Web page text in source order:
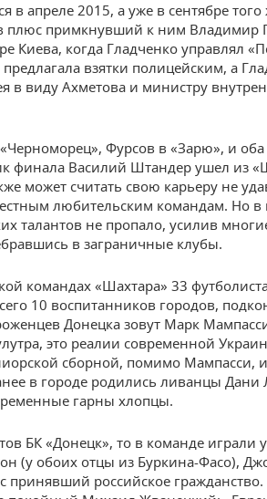
апреле 2015, а уже в сентябре того
плюс примкнувший к ним Владимир
Киева, когда Гладченко управлял
взятки полицейским, а
в виду Ахметова и министру
Фурсов в «Зарю», и оба
финала Василий Штандер ушел из
может считать свою карьеру не
любительским командам. Но
талантов не пропало, усилив
в заграничные клубы.
командах «Шахтара» 33
10 воспитанников городов,
Донецка зовут Марк
это реалии современной
сборной, помимо Мампасси,
в городе родились ливанцы Дани
гарны хлопцы.
БК «Донецк», то в команде играли
(у обоих отцы из Буркина-Фасо),
принявший российское гражданство.